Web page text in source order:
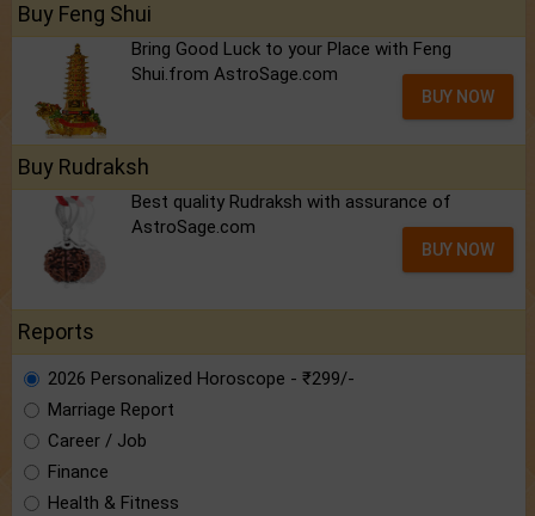
Buy Feng Shui
Bring Good Luck to your Place with Feng
Shui.from AstroSage.com
BUY NOW
Buy Rudraksh
Best quality Rudraksh with assurance of
AstroSage.com
BUY NOW
Reports
2026 Personalized Horoscope - ₹299/-
Marriage Report
Career / Job
Finance
Health & Fitness